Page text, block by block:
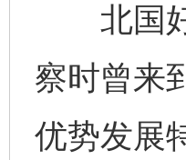
北国好
察时曾来
优势发展